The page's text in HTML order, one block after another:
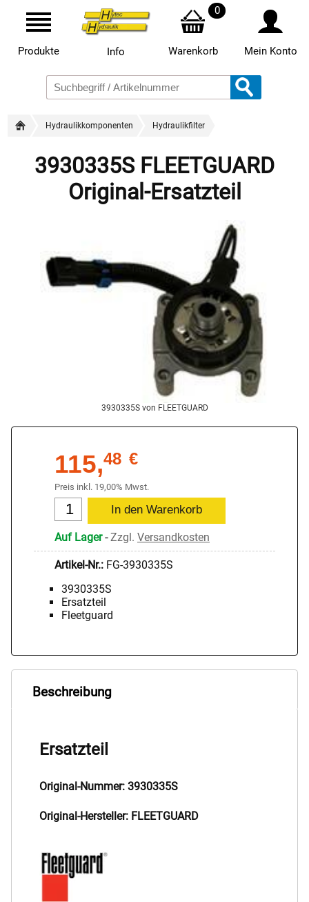
Produkte Info
0
Warenkorb Mein Konto
Hydraulikkomponenten Hydraulikfilter
3930335S FLEETGUARD
Original-Ersatzteil
3930335S von FLEETGUARD
115,48 €
Preis inkl. 19,00% Mwst.
Auf Lager-Zzgl. Versandkosten
Artikel-Nr.: FG-3930335S
3930335S
Ersatzteil
Fleetguard
Beschreibung
Ersatzteil
Original-Nummer: 3930335S
Original-Hersteller: FLEETGUARD